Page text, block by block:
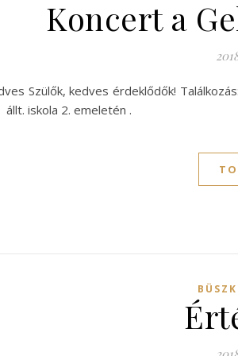
Koncert a
Szülők, kedves érdeklődők!
állt. iskola 2. emeletén .